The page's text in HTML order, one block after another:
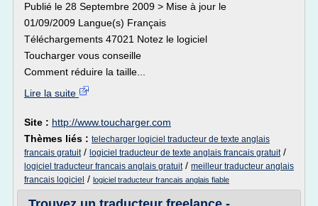
Publié le 28 Septembre 2009 > Mise à jour le
01/09/2009 Langue(s) Français
Téléchargements 47021 Notez le logiciel
Toucharger vous conseille
Comment réduire la taille...
Lire la suite
Site : http://www.toucharger.com
Thèmes liés : telecharger logiciel traducteur de texte anglais
francais gratuit/ logiciel traducteur de texte anglais francais gratuit/
logiciel traducteur francais anglais gratuit/ meilleur traducteur anglais
francais logiciel / logiciel traducteur francais anglais fiable